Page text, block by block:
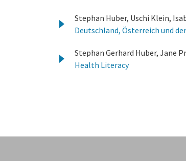
Stephan Huber, Uschi Klein,
Deutschland, Österreich und
Stephan Gerhard Huber, Jane
Health Literacy